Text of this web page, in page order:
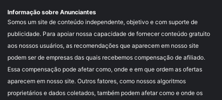
Informação sobre Anunciantes
Somos um site de conteúdo independente, objetivo e com suporte de
publicidade. Para apoiar nossa capacidade de fornecer conteúdo gratuito
aos nossos usuários, as recomendações que aparecem em nosso site
podem ser de empresas das quais recebemos compensação de afiliado.
Essa compensação pode afetar como, onde e em que ordem as ofertas
aparecem em nosso site. Outros fatores, como nossos algoritmos
proprietários e dados coletados, também podem afetar como e onde os